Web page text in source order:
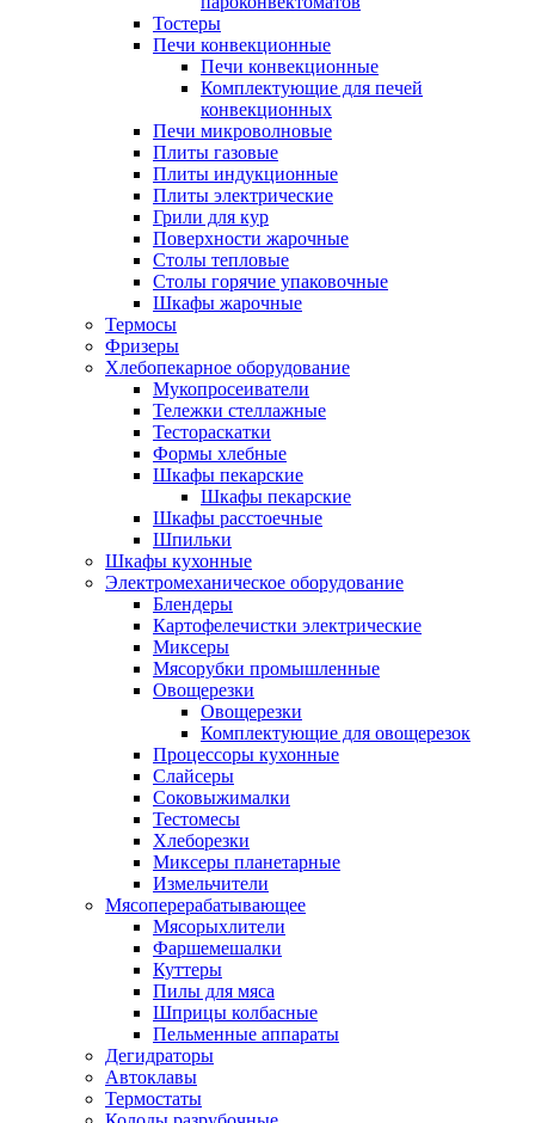
Тостеры
Печи конвекционные
Печи конвекционные
Комплектующие для печей
конвекционных
Печи микроволновые
Плиты газовые
Плиты индукционные
Плиты электрические
Грили для кур
Поверхности жарочные
Столы тепловые
Столы горячие упаковочные
Шкафы жарочные
Термосы
Фризеры
Хлебопекарное оборудование
Мукопросеиватели
Тележки стеллажные
Тестораскатки
Формы хлебные
Шкафы пекарские
Шкафы пекарские
Шкафы расстоечные
Шпильки
Шкафы кухонные
Электромеханическое оборудование
Блендеры
Картофелечистки электрические
Миксеры
Мясорубки промышленные
Овощерезки
Овощерезки
Комплектующие для овощерезок
Процессоры кухонные
Слайсеры
Соковыжималки
Тестомесы
Хлеборезки
Миксеры планетарные
Измельчители
Мясоперерабатывающее
Мясорыхлители
Фаршемешалки
Куттеры
Пилы для мяса
Шприцы колбасные
Пельменные аппараты
Дегидраторы
Автоклавы
Термостаты